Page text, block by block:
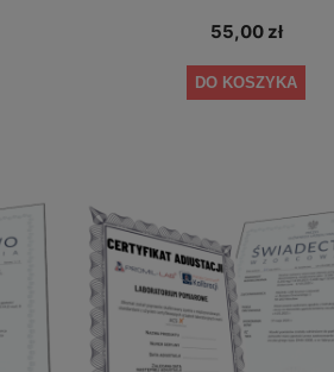
55,00 zł
DO KOSZYKA